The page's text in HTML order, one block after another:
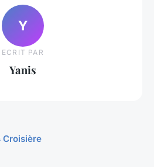
Y
ECRIT PAR
Yanis
Croisière